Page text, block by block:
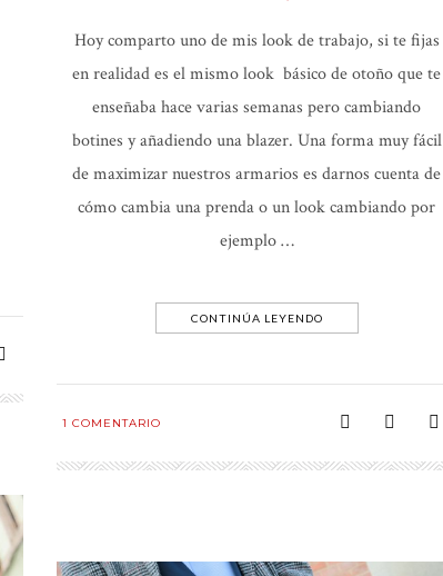
Hoy comparto uno de mis look de trabajo, si te fijas
en realidad es el mismo look básico de otoño que te
enseñaba hace varias semanas pero cambiando
botines y añadiendo una blazer. Una forma muy fácil
de maximizar nuestros armarios es darnos cuenta de
cómo cambia una prenda o un look cambiando por
ejemplo …
CONTINÚA LEYENDO
1 COMENTARIO